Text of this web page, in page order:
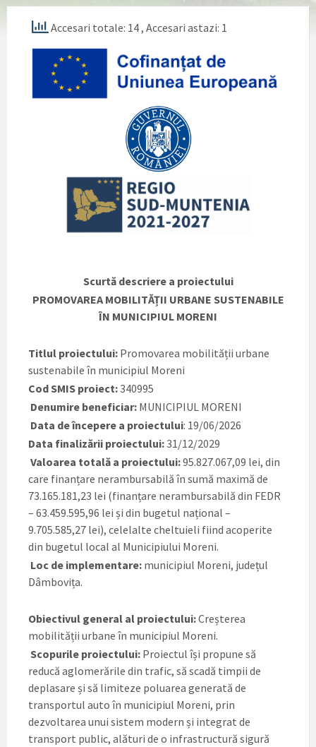
Accesari totale: 14, Accesari astazi: 1
Scurtă descriere a proiectului
PROMOVAREA MOBILITĂȚII URBANE SUSTENABILE
ÎN MUNICIPIUL MORENI
Titlul proiectului: Promovarea mobilității urbane
sustenabile în municipiul Moreni
Cod SMIS proiect:340995
Denumire beneficiar: MUNICIPIUL MORENI
Data de începere a proiectului: 19/06/2026
Data finalizării proiectului:31/12/2029
Valoarea totală a proiectului:95.827.067,09 lei, din
care finanțare nerambursabilă în sumă maximă de
73.165.181,23 lei (finanțare nerambursabilă din FEDR
– 63.459.595,96 lei și din bugetul național –
9.705.585,27 lei), celelalte cheltuieli fiind acoperite
din bugetul local al Municipiului Moreni.
Loc de implementare: municipiul Moreni, județul
Dâmbovița.
Obiectivul general al proiectului:Creșterea
mobilității urbane în municipiul Moreni.
Scopurile proiectului: Proiectul își propune să
reducă aglomerările din trafic, să scadă timpii de
deplasare și să limiteze poluarea generată de
transportul auto în municipiul Moreni, prin
dezvoltarea unui sistem modern și integrat de
transport public, alături de o infrastructură sigură